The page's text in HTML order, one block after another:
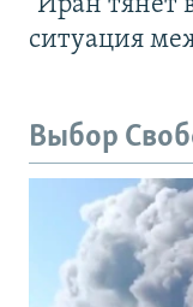
ситуация
Выбор